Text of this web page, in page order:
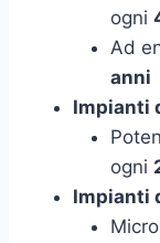
ogni
Ad
anni
Impianti
ogni
Impianti